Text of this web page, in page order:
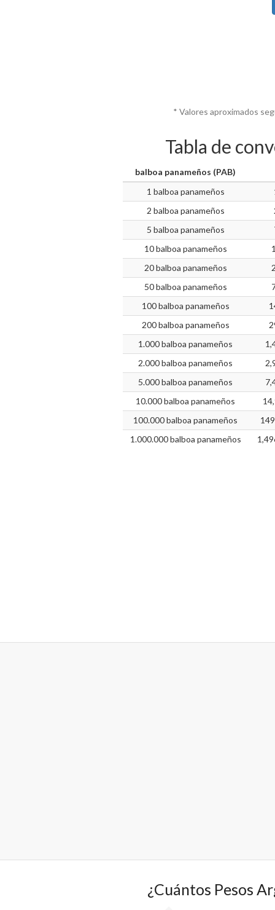
* Valores aproximados
Tabla de
balboa panameños (PAB)
1 balboa panameños
2 balboa panameños
5 balboa panameños
10 balboa panameños
20 balboa panameños
50 balboa panameños
100 balboa panameños
200 balboa panameños
1.000 balboa panameños
2.000 balboa panameños
5.000 balboa panameños
10.000 balboa panameños
100.000 balboa panameños
1.000.000 balboa panameños
¿Cuántos Pesos